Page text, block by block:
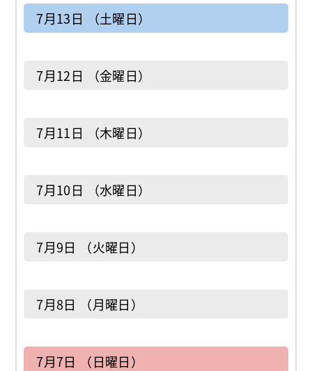
7月13日 （土曜日）
7月12日 （金曜日）
7月11日 （木曜日）
7月10日 （水曜日）
7月9日 （火曜日）
7月8日 （月曜日）
7月7日 （日曜日）